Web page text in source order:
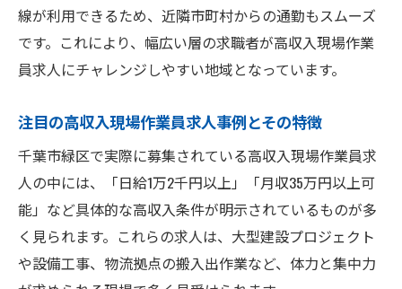
線が利用できるため、近隣市町村からの通勤もスムーズ
です。これにより、幅広い層の求職者が高収入現場作業
員求人にチャレンジしやすい地域となっています。
注目の高収入現場作業員求人事例とその特徴
千葉市緑区で実際に募集されている高収入現場作業員求
人の中には、「日給1万2千円以上」「月収35万円以上可
能」など具体的な高収入条件が明示されているものが多
く見られます。これらの求人は、大型建設プロジェクト
や設備工事、物流拠点の搬入出作業など、体力と集中力